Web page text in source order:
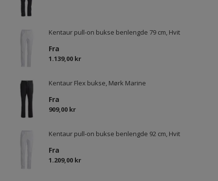
Kentaur pull-on bukse benlengde 79 cm, Hvit
Fra
1.139,00 kr
Kentaur Flex bukse, Mørk Marine
Fra
909,00 kr
Kentaur pull-on bukse benlengde 92 cm, Hvit
Fra
1.209,00 kr